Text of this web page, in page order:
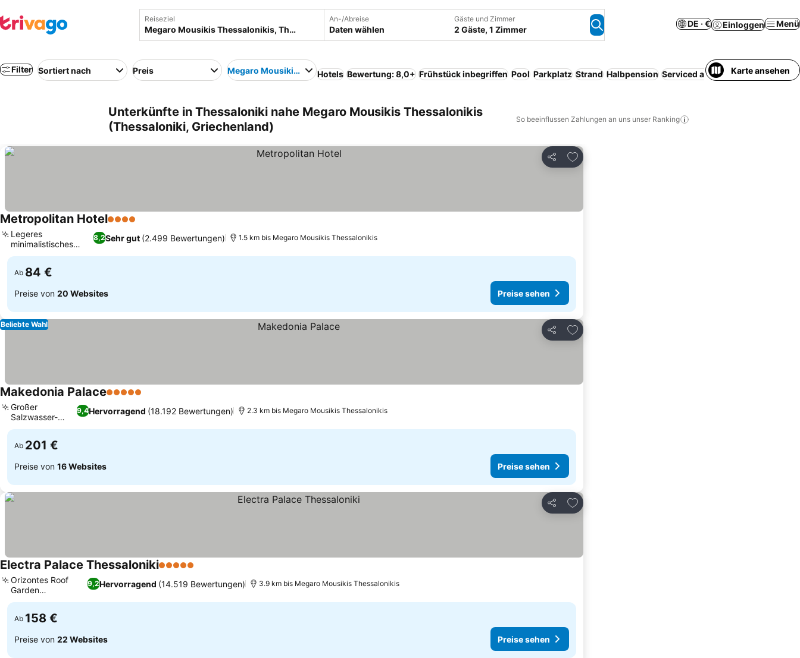
Reiseziel An-/Abreise
Daten wählen
Gäste und Zimmer
2 Gäste, 1 Zimmer
DE · € Einloggen Menü
Filter Sortiert nach Preis Megaro Mousikis Thessalonikis
Hotels Bewertung: 8,0+ Frühstück inbegriffen Pool Parkplatz Strand Halbpension Serviced apartment Kostenlose
Karte ansehen
Unterkünfte in Thessaloniki nahe Megaro Mousikis Thessalonikis
(Thessaloniki, Griechenland)
So beeinflussen Zahlungen an uns unser Ranking
Teilen
Zu Favoriten hinzufügen
Metropolitan Hotel4 Sterne
8,2Sehr gut (2.499 Bewertungen)
Legeres
minimalistisches
Restaurant
1.5 km bis Megaro Mousikis Thessalonikis
Ab 84 €
Preise von 20 Websites Preise sehen
Teilen
Zu Favoriten hinzufügen
Beliebte Wahl
Makedonia Palace5 Sterne
9,4Hervorragend (18.192 Bewertungen)
Großer
Salzwasser-
Außenpool
2.3 km bis Megaro Mousikis Thessalonikis
Ab 201 €
Preise von 16 Websites Preise sehen
Teilen
Zu Favoriten hinzufügen
Electra Palace Thessaloniki5 Sterne
9,2Hervorragend (14.519 Bewertungen)
Orizontes Roof
Garden
Gastronomie
3.9 km bis Megaro Mousikis Thessalonikis
Ab 158 €
Preise von 22 Websites Preise sehen